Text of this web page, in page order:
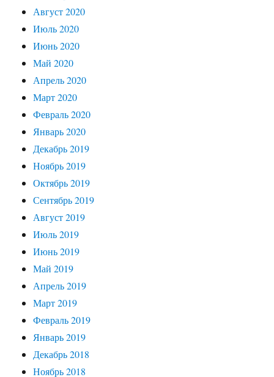
Август 2020
Июль 2020
Июнь 2020
Май 2020
Апрель 2020
Март 2020
Февраль 2020
Январь 2020
Декабрь 2019
Ноябрь 2019
Октябрь 2019
Сентябрь 2019
Август 2019
Июль 2019
Июнь 2019
Май 2019
Апрель 2019
Март 2019
Февраль 2019
Январь 2019
Декабрь 2018
Ноябрь 2018